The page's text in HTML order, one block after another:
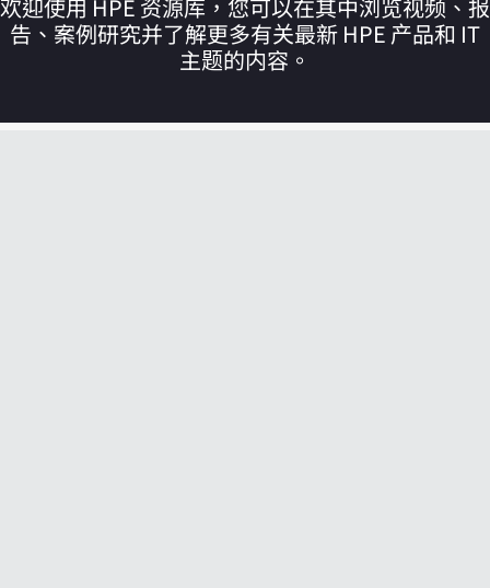
您的购物车目前是空的
欢迎使用 HPE 资源库，您可以在其中浏览视频、报
告、案例研究并了解更多有关最新 HPE 产品和 IT
主题的内容。